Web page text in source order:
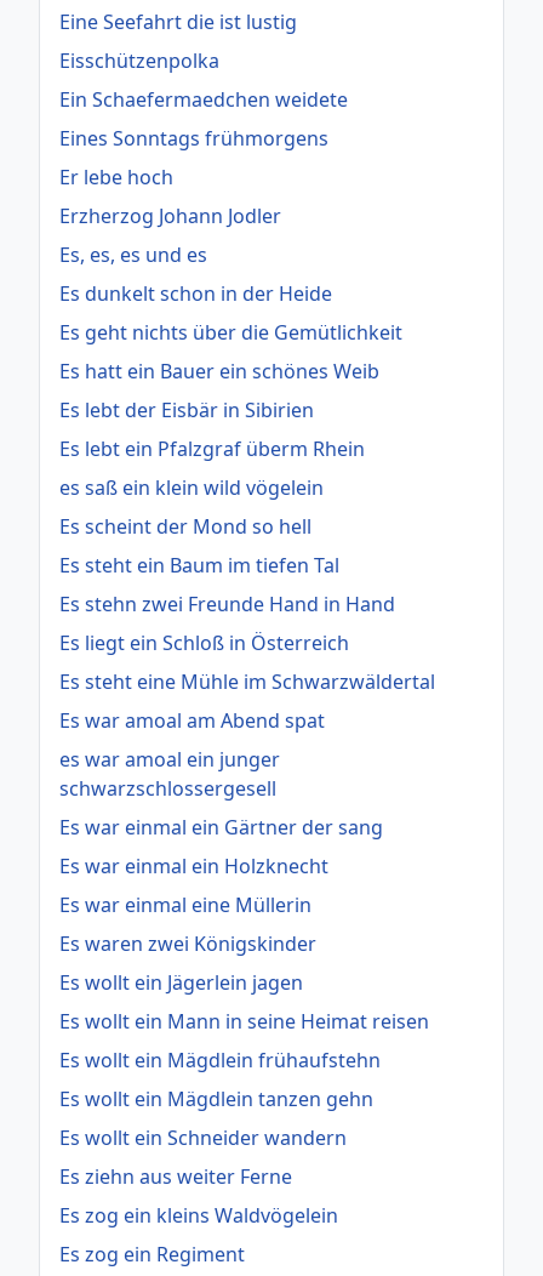
Eine Seefahrt die ist lustig
Eisschützenpolka
Ein Schaefermaedchen weidete
Eines Sonntags frühmorgens
Er lebe hoch
Erzherzog Johann Jodler
Es, es, es und es
Es dunkelt schon in der Heide
Es geht nichts über die Gemütlichkeit
Es hatt ein Bauer ein schönes Weib
Es lebt der Eisbär in Sibirien
Es lebt ein Pfalzgraf überm Rhein
es saß ein klein wild vögelein
Es scheint der Mond so hell
Es steht ein Baum im tiefen Tal
Es stehn zwei Freunde Hand in Hand
Es liegt ein Schloß in Österreich
Es steht eine Mühle im Schwarzwäldertal
Es war amoal am Abend spat
es war amoal ein junger
schwarzschlossergesell
Es war einmal ein Gärtner der sang
Es war einmal ein Holzknecht
Es war einmal eine Müllerin
Es waren zwei Königskinder
Es wollt ein Jägerlein jagen
Es wollt ein Mann in seine Heimat reisen
Es wollt ein Mägdlein frühaufstehn
Es wollt ein Mägdlein tanzen gehn
Es wollt ein Schneider wandern
Es ziehn aus weiter Ferne
Es zog ein kleins Waldvögelein
Es zog ein Regiment